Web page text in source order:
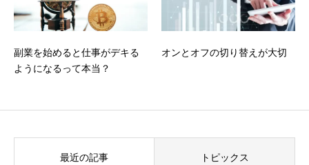
副業を始めると仕事がデキる
ようになるって本当？
オンとオフの切り替えが大切
最近の記事 トピックス